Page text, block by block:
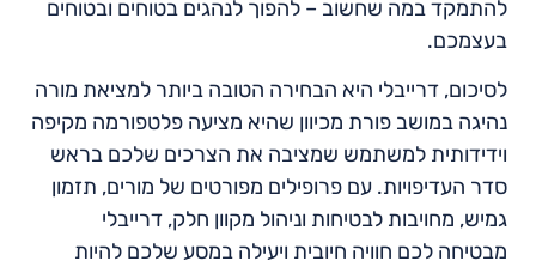
להתמקד במה שחשוב – להפוך לנהגים בטוחים ובטוחים
בעצמכם.
לסיכום, דרייבלי היא הבחירה הטובה ביותר למציאת מורה
נהיגה במושב פורת מכיוון שהיא מציעה פלטפורמה מקיפה
וידידותית למשתמש שמציבה את הצרכים שלכם בראש
סדר העדיפויות. עם פרופילים מפורטים של מורים, תזמון
גמיש, מחויבות לבטיחות וניהול מקוון חלק, דרייבלי
מבטיחה לכם חוויה חיובית ויעילה במסע שלכם להיות